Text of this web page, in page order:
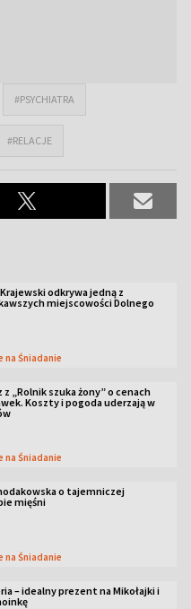
#PSYCHIATRA
#RELACJE
odkrywa jedną z
miejscowości Dolnego
na Śniadanie
z „Rolnik szuka żony” o cenach
Koszty i pogoda uderzają w
na Śniadanie
o tajemniczej
mięśni
na Śniadanie
– idealny prezent na Mikołajki i